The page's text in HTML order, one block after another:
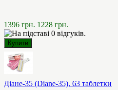
1396 грн. 1228 грн.
Діане-35 (Diane-35), 63 таблетки